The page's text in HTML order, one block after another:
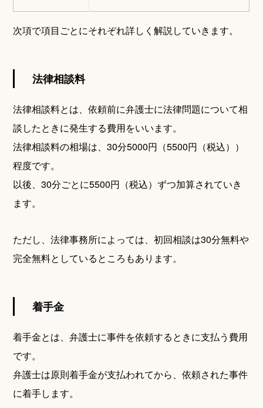
次項で項目ごとにそれぞれ詳しく解説していきます。
法律相談料
法律相談料とは、依頼前に弁護士に法律問題について相
談したときに発生する費用をいいます。
法律相談料の相場は、30分5000円（5500円（税込））
程度です。
以後、30分ごとに5500円（税込）ずつ加算されていき
ます。
ただし、法律事務所によっては、初回相談は30分無料や
完全無料としているところもあります。
着手金
着手金とは、弁護士に事件を依頼するときに支払う費用
です。
弁護士は原則着手金が支払われてから、依頼された事件
に着手します。